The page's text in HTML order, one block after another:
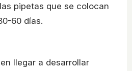
pipetas que se colocan
60 días.
llegar a desarrollar